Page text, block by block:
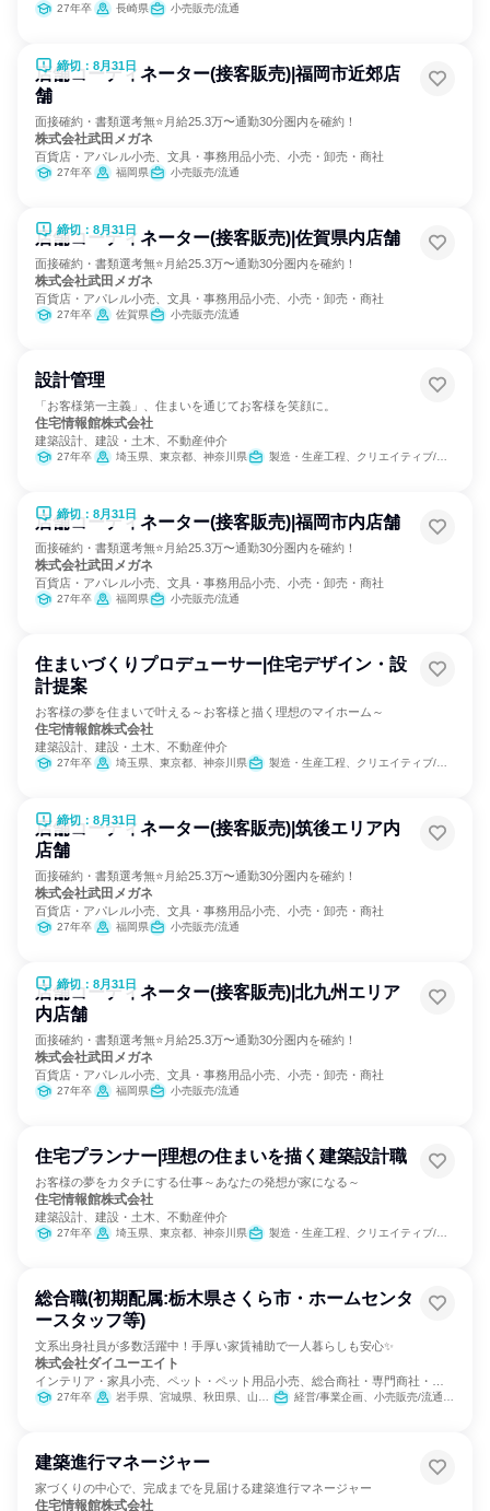
27年卒 長崎県 小売販売/流通
締切：8月31日
店舗コーディネーター(接客販売)|福岡市近郊店
舗
面接確約・書類選考無⭐月給25.3万〜通勤30分圏内を確約！
株式会社武田メガネ
百貨店・アパレル小売、文具・事務用品小売、小売・卸売・商社
27年卒 福岡県 小売販売/流通
締切：8月31日
店舗コーディネーター(接客販売)|佐賀県内店舗
面接確約・書類選考無⭐月給25.3万〜通勤30分圏内を確約！
株式会社武田メガネ
百貨店・アパレル小売、文具・事務用品小売、小売・卸売・商社
27年卒 佐賀県 小売販売/流通
設計管理
「お客様第一主義」、住まいを通じてお客様を笑顔に。
住宅情報館株式会社
建築設計、建設・土木、不動産仲介
27年卒 埼玉県、東京都、神奈川県 製造・生産工程、クリエイティブ/デザイン職
締切：8月31日
店舗コーディネーター(接客販売)|福岡市内店舗
面接確約・書類選考無⭐月給25.3万〜通勤30分圏内を確約！
株式会社武田メガネ
百貨店・アパレル小売、文具・事務用品小売、小売・卸売・商社
27年卒 福岡県 小売販売/流通
住まいづくりプロデューサー|住宅デザイン・設
計提案
お客様の夢を住まいで叶える～お客様と描く理想のマイホーム～
住宅情報館株式会社
建築設計、建設・土木、不動産仲介
27年卒 埼玉県、東京都、神奈川県 製造・生産工程、クリエイティブ/デザイン職
締切：8月31日
店舗コーディネーター(接客販売)|筑後エリア内
店舗
面接確約・書類選考無⭐月給25.3万〜通勤30分圏内を確約！
株式会社武田メガネ
百貨店・アパレル小売、文具・事務用品小売、小売・卸売・商社
27年卒 福岡県 小売販売/流通
締切：8月31日
店舗コーディネーター(接客販売)|北九州エリア
内店舗
面接確約・書類選考無⭐月給25.3万〜通勤30分圏内を確約！
株式会社武田メガネ
百貨店・アパレル小売、文具・事務用品小売、小売・卸売・商社
27年卒 福岡県 小売販売/流通
住宅プランナー|理想の住まいを描く建築設計職
お客様の夢をカタチにする仕事～あなたの発想が家になる～
住宅情報館株式会社
建築設計、建設・土木、不動産仲介
27年卒 埼玉県、東京都、神奈川県 製造・生産工程、クリエイティブ/デザイン職
総合職(初期配属:栃木県さくら市・ホームセンタ
ースタッフ等)
文系出身社員が多数活躍中！手厚い家賃補助で一人暮らしも安心✨
株式会社ダイユーエイト
インテリア・家具小売、ペット・ペット用品小売、総合商社・専門商社・卸
売
27年卒 岩手県、宮城県、秋田県、山形県、福島県、茨城県、栃木県、新潟県 経営/事業企画、小売販売/流通、SCM/生産管理/購買/物流
建築進行マネージャー
家づくりの中心で、完成までを見届ける建築進行マネージャー
住宅情報館株式会社